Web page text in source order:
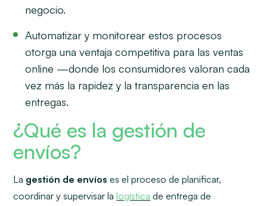
negocio.
Automatizar y monitorear estos procesos
otorga una ventaja competitiva para las ventas
online —donde los consumidores valoran cada
vez más la rapidez y la transparencia en las
entregas.
¿Qué es la gestión de
envíos?
La gestión de envíos es el proceso de planificar,
coordinar y supervisar lalogística de entrega de